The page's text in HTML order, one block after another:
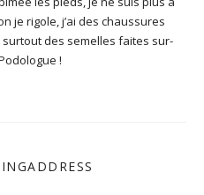
je rigole, j’ai des chaussures
des semelles faites sur-
!